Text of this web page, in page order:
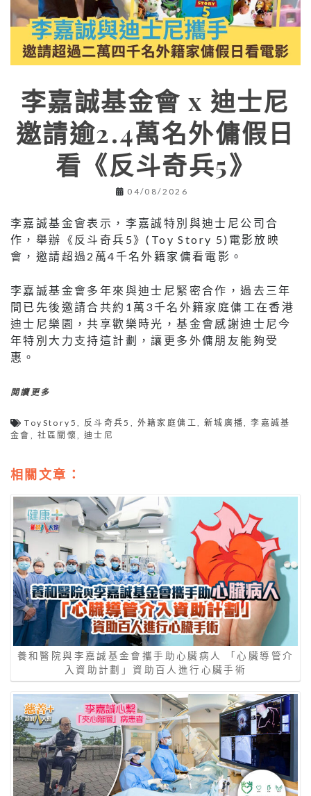
李嘉誠基金會 x 迪士尼
邀請逾2.4萬名外傭假日
看《反斗奇兵5》
04/08/2026
李嘉誠基金會表示，李嘉誠特別與迪士尼公司合
作，舉辦《反斗奇兵5》(Toy Story 5)電影放映
會，邀請超過2萬4千名外籍家傭看電影。
李嘉誠基金會多年來與迪士尼緊密合作，過去三年
間已先後邀請合共約1萬3千名外籍家庭傭工在香港
迪士尼樂園，共享歡樂時光，基金會感謝迪士尼今
年特別大力支持這計劃，讓更多外傭朋友能夠受
惠。
閱讀更多
ToyStory5, 反斗奇兵5 , 外籍家庭傭工, 新城廣播,李嘉誠基
金會 , 社區關懷,迪士尼
相關文章：
養和醫院與李嘉誠基金會攜手助心臟病人 「心臟導管介
入資助計劃」資助百人進行心臟手術